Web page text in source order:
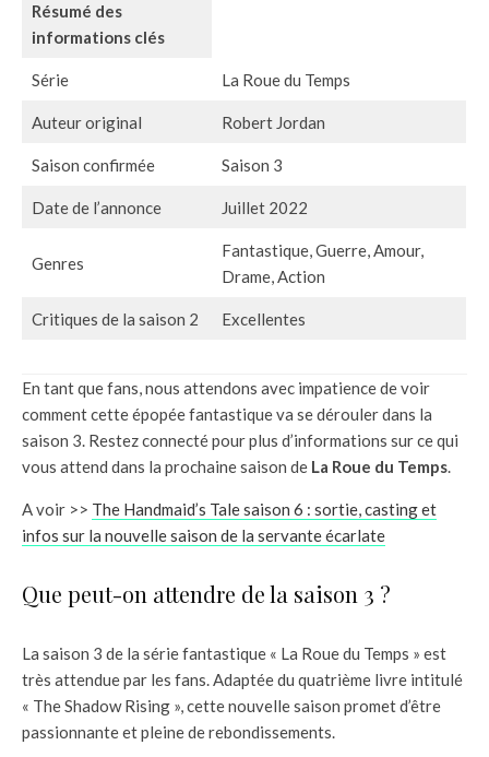
Résumé des
informations clés
Série La Roue du Temps
Auteur original Robert Jordan
Saison confirmée Saison 3
Date de l’annonce Juillet 2022
Genres
Fantastique, Guerre, Amour,
Drame, Action
Critiques de la saison 2 Excellentes
En tant que fans, nous attendons avec impatience de voir
comment cette épopée fantastique va se dérouler dans la
saison 3. Restez connecté pour plus d’informations sur ce qui
vous attend dans la prochaine saison de La Roue du Temps.
A voir >> The Handmaid’s Tale saison 6 : sortie, casting et
infos sur la nouvelle saison de la servante écarlate
Que peut-on attendre de la saison 3 ?
La saison 3 de la série fantastique « La Roue du Temps » est
très attendue par les fans. Adaptée du quatrième livre intitulé
« The Shadow Rising », cette nouvelle saison promet d’être
passionnante et pleine de rebondissements.